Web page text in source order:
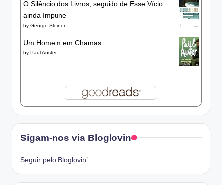
O Silêncio dos Livros, seguido de Esse Vício
ainda Impune
by George Steiner
Um Homem em Chamas
by Paul Auster
Sigam-nos via Bloglovin
Seguir pelo Bloglovin’